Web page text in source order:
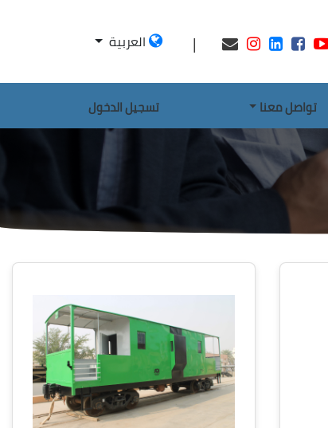
|
تواصل معنا تسجيل الدخول